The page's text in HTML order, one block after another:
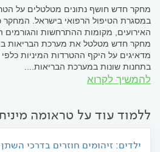
מחקר חדש חושף נתונים מטלטלים על
במסגרת הטיפול הרפואי בישראל. המחקר
האירועים, מקומות ההתרחשות והגורמים
מחקר חדש מטלטל את מערכת הבריאות
מדאיגים על היקף ההטרדות המיניות
בתחנות שונות במערכת הבריאות....
להמשיך לקרוא
ללמוד עוד על טראומה
ילדים: זיהומים חוזרים בדרכי השתן